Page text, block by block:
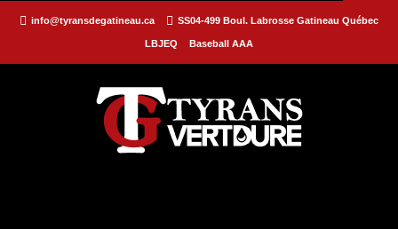
info@tyransdegatineau.ca SS04-499 Boul. Labrosse Gatineau Québec
LBJEQ Baseball AAA